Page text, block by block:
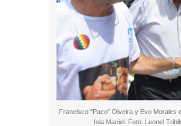
Francisco “Paco” Olveira y Evo Morales
Isla Maciel. Foto: Leonel